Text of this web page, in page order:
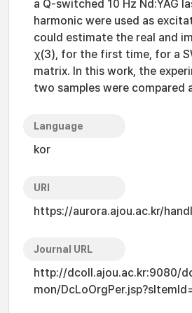
a Q-switched 10 Hz Nd:YAG
harmonic were used as
could estimate the real and
χ(3), for the first time, for a
matrix. In this work, the
two samples were compared
Language
kor
URI
https://aurora.ajou.ac.kr/
Journal URL
http://dcoll.ajou.ac.kr:9080/
mon/